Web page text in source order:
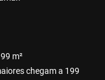
m²
chegam a 199